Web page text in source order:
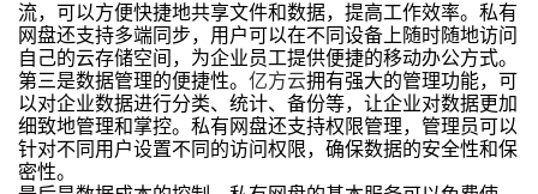
流，可以方便快捷地共享文件和数据，提高工作效率。私有
网盘还支持多端同步，用户可以在不同设备上随时随地访问
自己的云存储空间，为企业员工提供便捷的移动办公方式。
第三是数据管理的便捷性。 亿方云拥有强大的管理功能，可
以对企业数据进行分类、统计、备份等，让企业对数据更加
细致地管理和掌控。私有网盘还支持权限管理，管理员可以
针对不同用户设置不同的访问权限，确保数据的安全性和保
密性。